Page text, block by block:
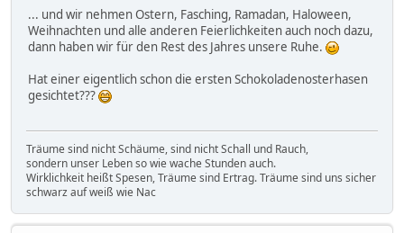
... und wir nehmen Ostern, Fasching, Ramadan, Haloween,
Weihnachten und alle anderen Feierlichkeiten auch noch dazu,
dann haben wir für den Rest des Jahres unsere Ruhe.
Hat einer eigentlich schon die ersten Schokoladenosterhasen
gesichtet???
Träume sind nicht Schäume, sind nicht Schall und Rauch,
sondern unser Leben so wie wache Stunden auch.
Wirklichkeit heißt Spesen, Träume sind Ertrag. Träume sind uns sicher
schwarz auf weiß wie Nac